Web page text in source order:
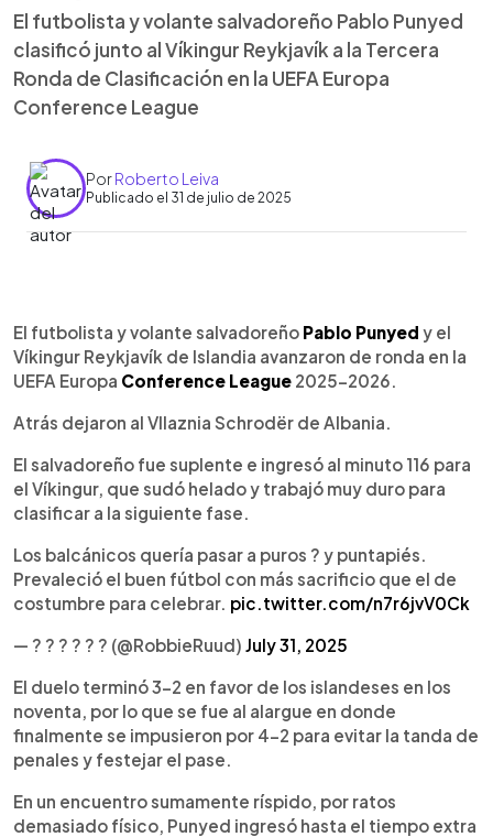
El futbolista y volante salvadoreño Pablo Punyed
clasificó junto al Víkingur Reykjavík a la Tercera
Ronda de Clasificación en la UEFA Europa
Conference League
PorRoberto Leiva
Publicado el 31 de julio de 2025
► Escuchar artículo
El futbolista y volante salvadoreño Pablo Punyed y el
Víkingur Reykjavík de Islandia avanzaron de ronda en la
UEFA Europa Conference League 2025-2026.
Atrás dejaron al Vllaznia Schrodër de Albania.
El salvadoreño fue suplente e ingresó al minuto 116 para
el Víkingur, que sudó helado y trabajó muy duro para
clasificar a la siguiente fase.
Los balcánicos quería pasar a puros ? y puntapiés.
Prevaleció el buen fútbol con más sacrificio que el de
costumbre para celebrar. pic.twitter.com/n7r6jvV0Ck
— ? ? ? ? ? ? (@RobbieRuud) July 31, 2025
El duelo terminó 3-2 en favor de los islandeses en los
noventa, por lo que se fue al alargue en donde
finalmente se impusieron por 4-2 para evitar la tanda de
penales y festejar el pase.
En un encuentro sumamente ríspido, por ratos
demasiado físico, Punyed ingresó hasta el tiempo extra